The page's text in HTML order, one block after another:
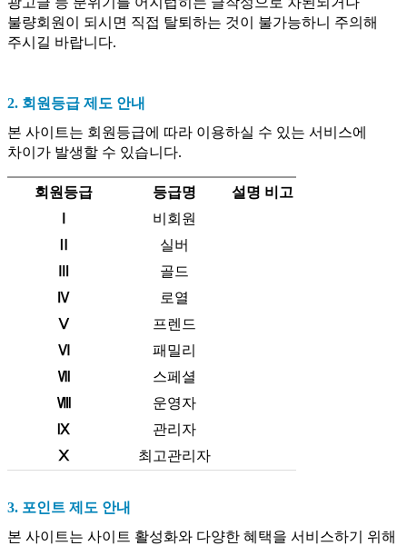
불량회원이 되시면 직접 탈퇴하는 것이 불가능하니 주의해
주시길 바랍니다.
2. 회원등급 제도 안내
본 사이트는 회원등급에 따라 이용하실 수 있는 서비스에
차이가 발생할 수 있습니다.
회원등급 등급명 설명 비고
비회원
실버
골드
Ⅳ
로열
Ⅴ
프렌드
Ⅵ
패밀리
Ⅶ
스페셜
Ⅷ
운영자
Ⅸ
관리자
Ⅹ
최고관리자
3. 포인트 제도 안내
본 사이트는 사이트 활성화와 다양한 혜택을 서비스하기 위해